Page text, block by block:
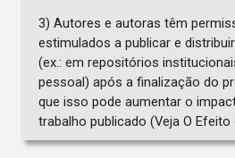
3) Autores e autoras têm
estimulados a publicar e
(ex.: em repositórios
pessoal) após a finalização do
que isso pode aumentar o
trabalho publicado (Veja O